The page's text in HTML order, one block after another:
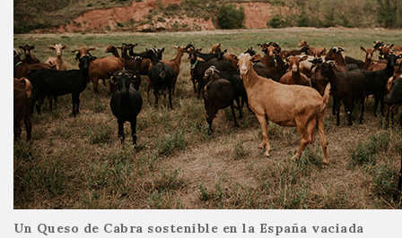
Un Queso de Cabra sostenible en la España vaciada